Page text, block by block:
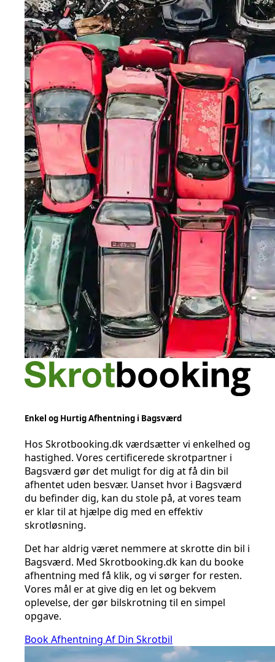
Enkel og Hurtig Afhentning i Bagsværd
Hos Skrotbooking.dk værdsætter vi enkelhed og
hastighed. Vores certificerede skrotpartner i
Bagsværd gør det muligt for dig at få din bil
afhentet uden besvær. Uanset hvor i Bagsværd
du befinder dig, kan du stole på, at vores team
er klar til at hjælpe dig med en effektiv
skrotløsning.
Det har aldrig været nemmere at skrotte din bil i
Bagsværd. Med Skrotbooking.dk kan du booke
afhentning med få klik, og vi sørger for resten.
Vores mål er at give dig en let og bekvem
oplevelse, der gør bilskrotning til en simpel
opgave.
Book Afhentning Af Din Skrotbil